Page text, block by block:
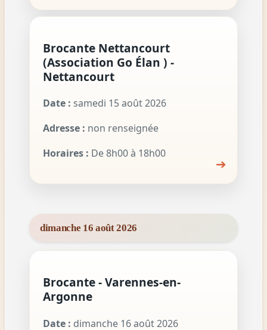
Brocante Nettancourt
(Association Go Élan ) -
Nettancourt
Date : samedi 15 août 2026
Adresse : non renseignée
Horaires : De 8h00 à 18h00
➔
dimanche 16 août 2026
Brocante - Varennes-en-
Argonne
Date : dimanche 16 août 2026